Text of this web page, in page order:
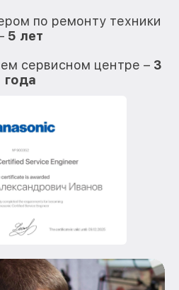
по ремонту техники
5 лет
сервисном центре – 3
года